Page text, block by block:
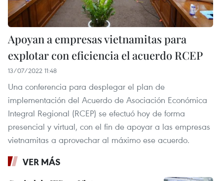
Apoyan a empresas vietnamitas para
explotar con eficiencia el acuerdo RCEP
13/07/2022 11:48
Una conferencia para desplegar el plan de
implementación del Acuerdo de Asociación Económica
Integral Regional (RCEP) se efectuó hoy de forma
presencial y virtual, con el fin de apoyar a las empresas
vietnamitas a aprovechar al máximo ese acuerdo.
VER MÁS